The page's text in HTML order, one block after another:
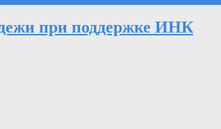
при поддержке ИНК